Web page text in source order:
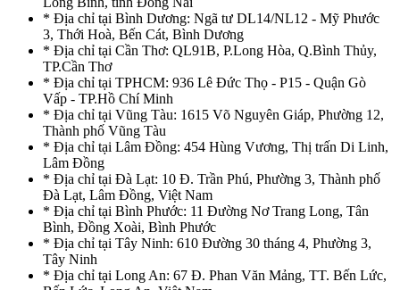
* Địa chỉ tại Bình Dương: Ngã tư DL14/NL12 - Mỹ Phước
3, Thới Hoà, Bến Cát, Bình Dương
* Địa chỉ tại Cần Thơ: QL91B, P.Long Hòa, Q.Bình Thủy,
TP.Cần Thơ
* Địa chỉ tại TPHCM: 936 Lê Đức Thọ - P15 - Quận Gò
Vấp - TP.Hồ Chí Minh
* Địa chỉ tại Vũng Tàu: 1615 Võ Nguyên Giáp, Phường 12,
Thành phố Vũng Tàu
* Địa chỉ tại Lâm Đồng: 454 Hùng Vương, Thị trấn Di Linh,
Lâm Đồng
* Địa chỉ tại Đà Lạt: 10 Đ. Trần Phú, Phường 3, Thành phố
Đà Lạt, Lâm Đồng, Việt Nam
* Địa chỉ tại Bình Phước: 11 Đường Nơ Trang Long, Tân
Bình, Đồng Xoài, Bình Phước
* Địa chỉ tại Tây Ninh: 610 Đường 30 tháng 4, Phường 3,
Tây Ninh
* Địa chỉ tại Long An: 67 Đ. Phan Văn Mảng, TT. Bến Lức,